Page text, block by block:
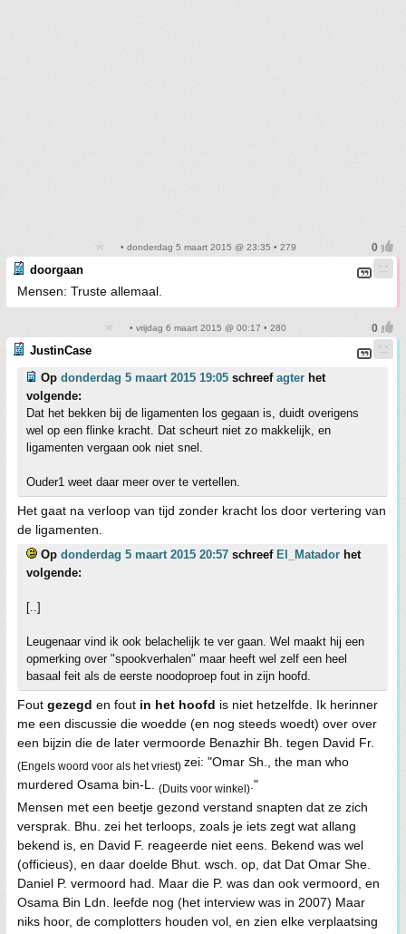
• donderdag 5 maart 2015 @ 23:35 • 279
doorgaan
Mensen: Truste allemaal.
• vrijdag 6 maart 2015 @ 00:17 • 280
JustinCase
Op donderdag 5 maart 2015 19:05 schreef agter het
volgende:
Dat het bekken bij de ligamenten los gegaan is, duidt overigens
wel op een flinke kracht. Dat scheurt niet zo makkelijk, en
ligamenten vergaan ook niet snel.
Ouder1 weet daar meer over te vertellen.
Het gaat na verloop van tijd zonder kracht los door vertering van
de ligamenten.
Op donderdag 5 maart 2015 20:57 schreef El_Matador het
volgende:
[..]
Leugenaar vind ik ook belachelijk te ver gaan. Wel maakt hij een
opmerking over "spookverhalen" maar heeft wel zelf een heel
basaal feit als de eerste noodoproep fout in zijn hoofd.
Fout gezegd en fout in het hoofd is niet hetzelfde. Ik herinner
me een discussie die woedde (en nog steeds woedt) over over
een bijzin die de later vermoorde Benazhir Bh. tegen David Fr.
(Engels woord voor als het vriest) zei: "Omar Sh., the man who
murdered Osama bin-L. (Duits voor winkel) ."
Mensen met een beetje gezond verstand snapten dat ze zich
versprak. Bhu. zei het terloops, zoals je iets zegt wat allang
bekend is, en David F. reageerde niet eens. Bekend was wel
(officieus), en daar doelde Bhut. wsch. op, dat Dat Omar She.
Daniel P. vermoord had. Maar die P. was dan ook vermoord, en
Osama Bin Ldn. leefde nog (het interview was in 2007) Maar
niks hoor, de complotters houden vol, en zien elke verplaatsing